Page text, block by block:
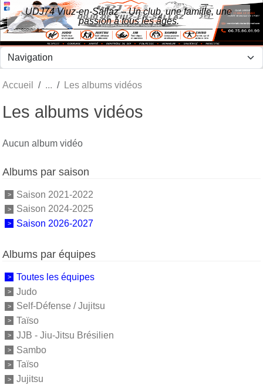
UDJ74 Viuz-en-Sallaz – Un club, une famille, une
passion à tous les âges.
Accueil Les albums vidéos
Les albums vidéos
Aucun album vidéo
Albums par saison
Saison 2021-2022
Saison 2024-2025
Saison 2026-2027
Albums par équipes
Toutes les équipes
Judo
Self-Défense / Jujitsu
Taïso
JJB - Jiu-Jitsu Brésilien
Sambo
Taïso
Jujitsu
Panneau de gestion des cookies